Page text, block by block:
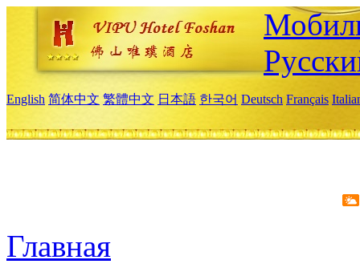
English 简体中文 繁體中文 日本語 한국어 Deutsch Français
Главная